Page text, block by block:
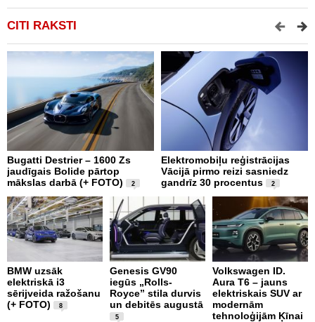
CITI RAKSTI
Bugatti Destrier – 1600 Zs
jaudīgais Bolide pārtop
mākslas darbā (+ FOTO)
2
Elektromobiļu reģistrācijas
Vācijā pirmo reizi sasniedz
gandrīz 30 procentus
2
BMW uzsāk
elektriskā i3
sērijveida ražošanu
(+ FOTO)
8
Genesis GV90
iegūs „Rolls-
Royce” stila durvis
un debitēs augustā
5
Volkswagen ID.
Aura T6 – jauns
elektriskais SUV ar
modernām
tehnoloģijām Ķīnai